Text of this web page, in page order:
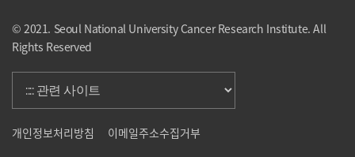
© 2021. Seoul National University Cancer Research Institute. All
Rights Reserved
개인정보처리방침 이메일주소수집거부